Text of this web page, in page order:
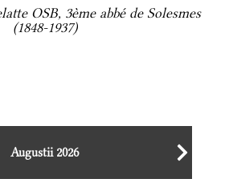
OSB, 3ème abbé de Solesmes
(1848-1937)
Augustii 2026